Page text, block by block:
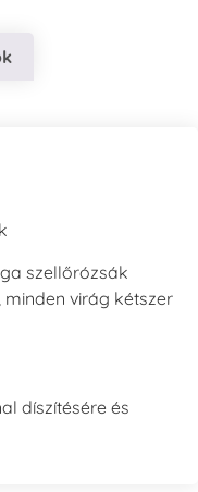
szellőrózsák
virág kétszer
díszítésére és